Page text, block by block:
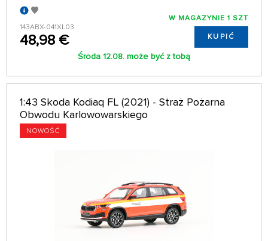
143ABX-041XL03
48,98 €
W MAGAZYNIE 1 SZT
KUPIĆ
Środa 12.08. może być z tobą
1:43 Skoda Kodiaq FL (2021) - Straż Pożarna
Obwodu Karlowowarskiego
NOWOŚĆ